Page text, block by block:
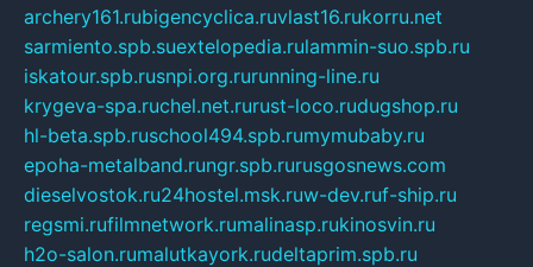
archery161.rubigencyclica.ruvlast16.rukorru.net
sarmiento.spb.suextelopedia.rulammin-suo.spb.ru
iskatour.spb.rusnpi.org.rurunning-line.ru
krygeva-spa.ruchel.net.rurust-loco.rudugshop.ru
hl-beta.spb.ruschool494.spb.rumymubaby.ru
epoha-metalband.rungr.spb.rurusgosnews.com
dieselvostok.ru24hostel.msk.ruw-dev.ruf-ship.ru
regsmi.rufilmnetwork.rumalinasp.rukinosvin.ru
h2o-salon.rumalutkayork.rudeltaprim.spb.ru